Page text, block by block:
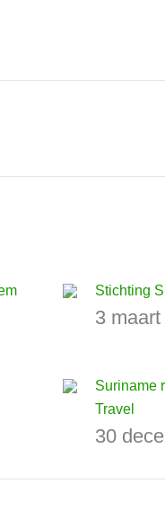
Stichting
3
Suriname
Travel
30